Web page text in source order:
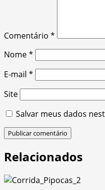
Comentário *
Nome*
E-mail *
Site
Salvar meus dados
Relacionados